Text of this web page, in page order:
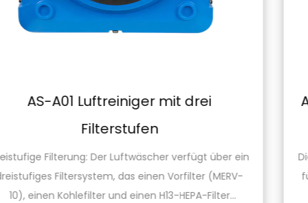
ein
AM-B01 Trockner für dünne
mit hohem Luftvolumen
Die AM-B01-Teppichtrockner mit hohem
für dünne Teppiche sind mit einem
Motor ausgestattet, der einen hohen